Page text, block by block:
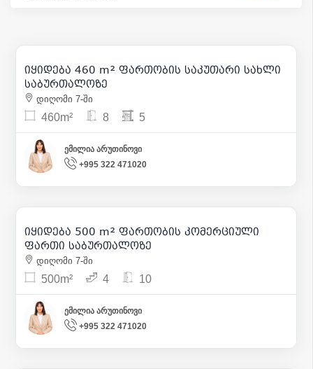
21
1 400 000 | m² 3 043
იყიდება 460 m² ფართობის საკუთარი სახლი
საბურთალოზე
დიღომი 7-ში
460m² 8 5
ემილია არუთინოვი
+995 322 471020
9
700 000 | m² 1 400
იყიდება 500 m² ფართობის კომერციული
ფართი საბურთალოზე
დიღომი 7-ში
500m² 4 10
ემილია არუთინოვი
+995 322 471020